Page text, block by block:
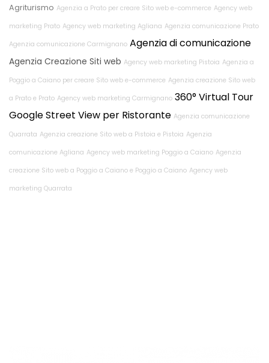
Agriturismo Agenzia a Prato per creare Sito web e-commerce Agency web
marketing Prato Agency web marketing Agliana Agenzia comunicazione Prato
Agenzia comunicazione Carmignano Agenzia di comunicazione
Agenzia Creazione Siti web Agency web marketing Pistoia Agenzia a
Poggio a Caiano per creare Sito web e-commerce Agenzia creazione Sito web
a Prato e Prato Agency web marketing Carmignano 360° Virtual Tour
Google Street View per Ristorante Agenzia comunicazione
Quarrata Agenzia creazione Sito web a Pistoia e Pistoia Agenzia
comunicazione Agliana Agency web marketing Poggio a Caiano Agenzia
creazione Sito web a Poggio a Caiano e Poggio a Caiano Agency web
marketing Quarrata